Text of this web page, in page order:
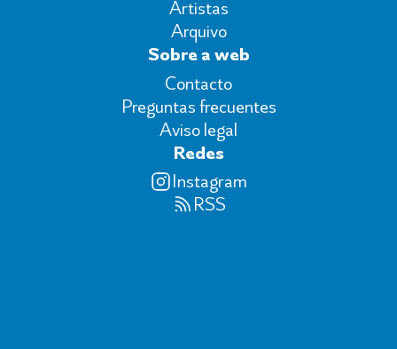
Artistas
Arquivo
Sobre a web
Contacto
Preguntas frecuentes
Aviso legal
Redes
Instagram
RSS